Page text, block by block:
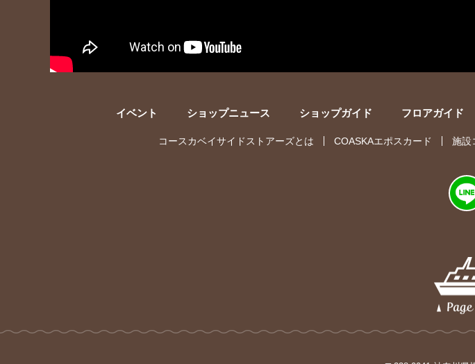
イベント ショップニュース ショップガイド フロアガイド
コースカベイサイドストアーズとは COASKAエポスカード 施設